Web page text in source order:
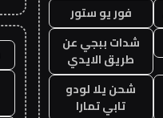
فور يو ستور
شدات ببجي عن
طريق الايدي
شحن يلا لودو
تابي تمارا